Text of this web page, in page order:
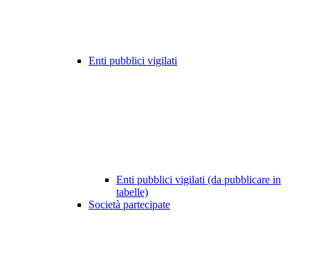
Enti pubblici vigilati
Enti pubblici vigilati (da pubblicare in
tabelle)
Società partecipate